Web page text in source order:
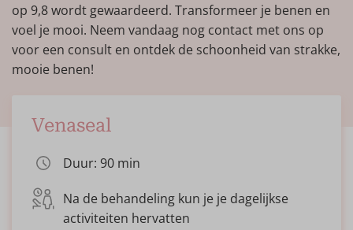
op 9,8 wordt gewaardeerd. Transformeer je benen en
voel je mooi. Neem vandaag nog contact met ons op
voor een consult en ontdek de schoonheid van strakke,
mooie benen!
Venaseal
Duur: 90 min
Na de behandeling kun je je dagelijkse
activiteiten hervatten